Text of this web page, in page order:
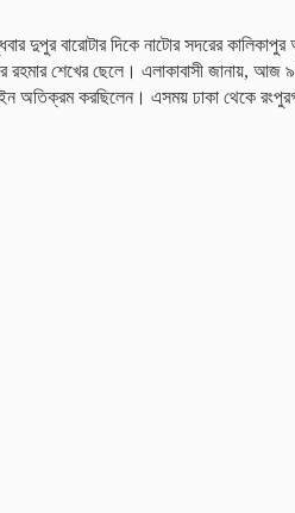
দুপুর বারোটার দিকে নাটোর সদরের কালিকাপুর
রহমার শেখের ছেলে। এলাকাবাসী জানায়,
অতিক্রম করছিলেন। এসময় ঢাকা থেকে